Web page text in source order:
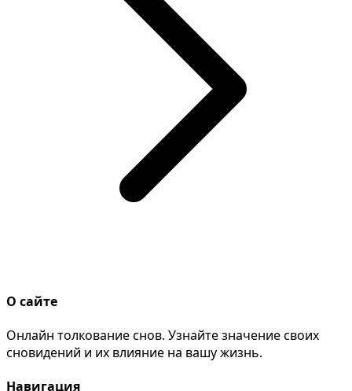
О сайте
Онлайн толкование снов. Узнайте значение своих
сновидений и их влияние на вашу жизнь.
Навигация